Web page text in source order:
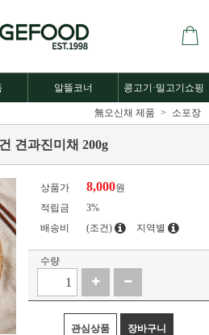
알뜰코너 콩고기·밀고기쇼핑
無오신채 제품 소포장
견과진미채 200g
상품가 8,000원
적립금
3%
배송비
(조건) 지역별
수량
관심상품 장바구니